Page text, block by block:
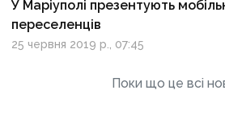
У Маріуполі презентують
переселенців
25 червня 2019 р., 07:45
Поки що це всі